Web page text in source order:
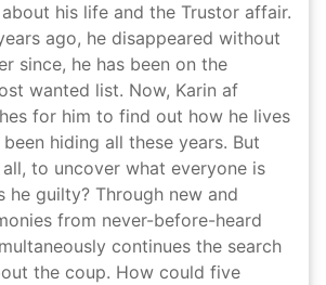
his life and the Trustor affair.
ago, he disappeared without
since, he has been on the
wanted list. Now, Karin af
for him to find out how he lives
hiding all these years. But
to uncover what everyone is
he guilty? Through new and
from never-before-heard
continues the search
the coup. How could five